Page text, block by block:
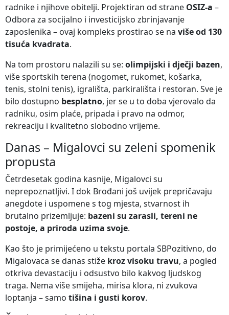
radnike i njihove obitelji. Projektiran od strane OSIZ-a –
Odbora za socijalno i investicijsko zbrinjavanje
zaposlenika – ovaj kompleks prostirao se na više od 130
tisuća kvadrata.
Na tom prostoru nalazili su se: olimpijski i dječji bazen,
više sportskih terena (nogomet, rukomet, košarka,
tenis, stolni tenis), igrališta, parkirališta i restoran. Sve je
bilo dostupno besplatno, jer se u to doba vjerovalo da
radniku, osim plaće, pripada i pravo na odmor,
rekreaciju i kvalitetno slobodno vrijeme.
Danas – Migalovci su zeleni spomenik
propusta
Četrdesetak godina kasnije, Migalovci su
neprepoznatljivi. I dok Brođani još uvijek prepričavaju
anegdote i uspomene s tog mjesta, stvarnost ih
brutalno prizemljuje: bazeni su zarasli, tereni ne
postoje, a priroda uzima svoje.
Kao što je primijećeno u tekstu portala SBPozitivno, do
Migalovaca se danas stiže kroz visoku travu, a pogled
otkriva devastaciju i odsustvo bilo kakvog ljudskog
traga. Nema više smijeha, mirisa klora, ni zvukova
loptanja – samo tišina i gusti korov.